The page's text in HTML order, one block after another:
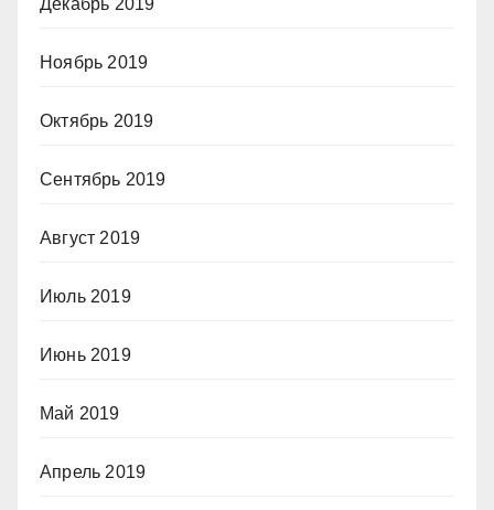
Ноябрь 2019
Октябрь 2019
Сентябрь 2019
Август 2019
Июль 2019
Июнь 2019
Май 2019
Апрель 2019